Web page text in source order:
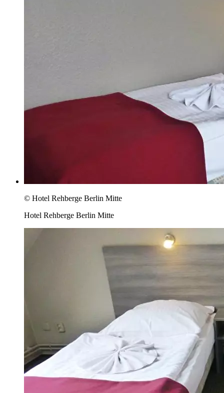
© Hotel Rehberge Berlin Mitte
Hotel Rehberge Berlin Mitte